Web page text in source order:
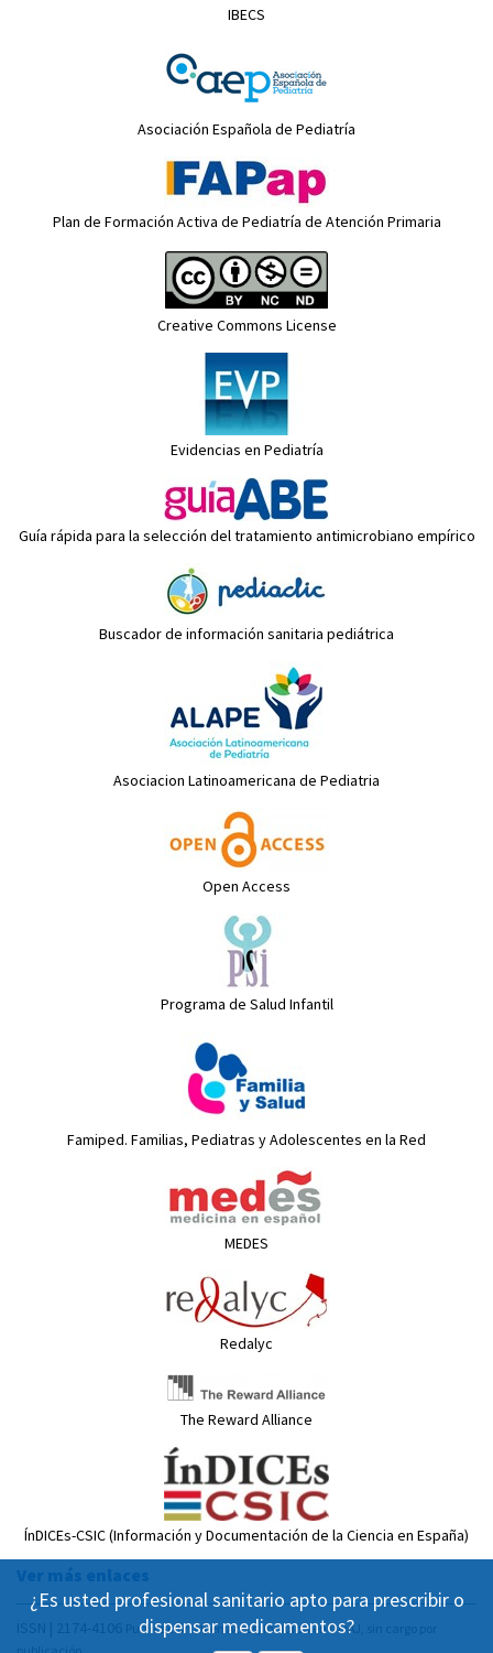
IBECS
Asociación Española de Pediatría
Plan de Formación Activa de Pediatría de Atención Primaria
Creative Commons License
Evidencias en Pediatría
Guía rápida para la selección del tratamiento antimicrobiano empírico
Buscador de información sanitaria pediátrica
Asociacion Latinoamericana de Pediatria
Open Access
Programa de Salud Infantil
Famiped. Familias, Pediatras y Adolescentes en la Red
MEDES
Redalyc
The Reward Alliance
ÍnDICEs-CSIC (Información y Documentación de la Ciencia en España)
Ver más enlaces
¿Es usted profesional sanitario apto para prescribir o
dispensar medicamentos?
Publicación Open Acess, incluida en DOAJ, sin cargo por